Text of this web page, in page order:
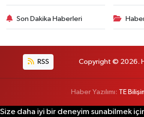
Son Dakika Haberleri
RSS Copyright © 2026.
Haber Yazılımı: TE
Size daha iyi bir deneyim sunabilmek